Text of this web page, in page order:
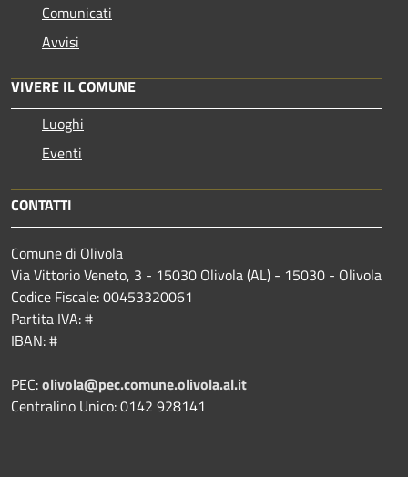
Comunicati
Avvisi
VIVERE IL COMUNE
Luoghi
Eventi
CONTATTI
Comune di Olivola
Via Vittorio Veneto, 3 - 15030 Olivola (AL) - 15030 - Olivola
Codice Fiscale: 00453320061
Partita IVA: #
IBAN: #
PEC:olivola@pec.comune.olivola.al.it
Centralino Unico: 0142 928141